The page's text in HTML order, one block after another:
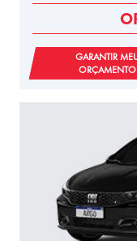
GARANTIR
ORÇAMENTO